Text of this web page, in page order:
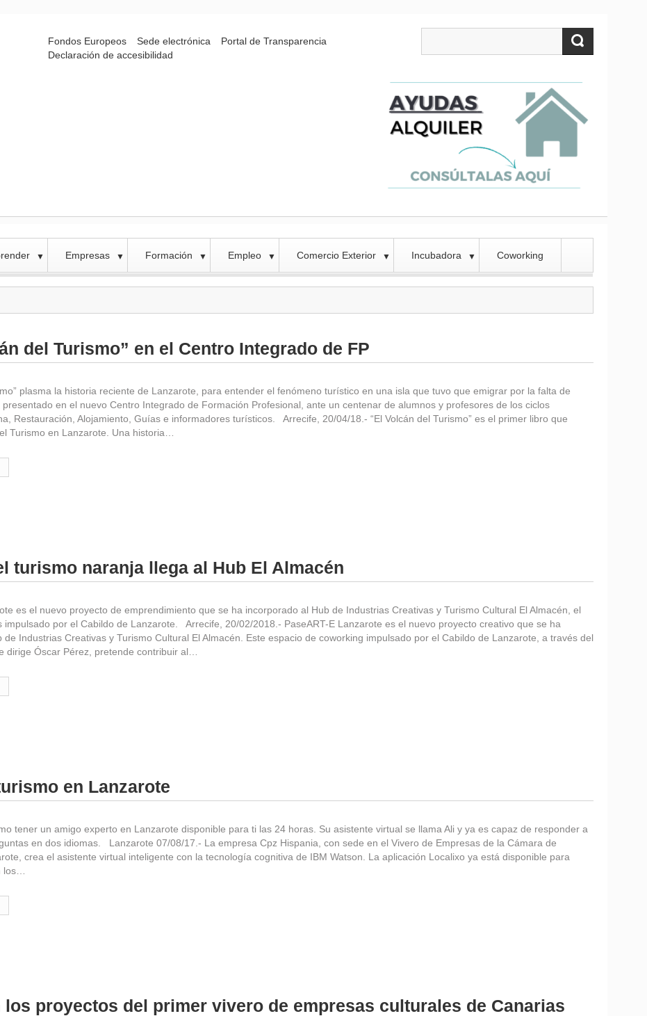
Fondos Europeos Sede electrónica
Portal de Transparencia
Declaración de accesibilidad
▼ Empresas ▼ Formación ▼ Empleo ▼ Comercio Exterior ▼ Incubadora ▼ Coworking
del Turismo” en el Centro Integrado de FP
plasma la historia reciente de Lanzarote, para entender el fenómeno turístico en una isla que tuvo que emigrar por la falta de
en el nuevo Centro Integrado de Formación Profesional, ante un centenar de alumnos y profesores de los ciclos
Restauración, Alojamiento, Guías e informadores turísticos. Arrecife, 20/04/18.- “El Volcán del Turismo” es el primer libro que
Turismo en Lanzarote. Una historia…
turismo naranja llega al Hub El Almacén
es el nuevo proyecto de emprendimiento que se ha incorporado al Hub de Industrias Creativas y Turismo Cultural El Almacén, el
impulsado por el Cabildo de Lanzarote. Arrecife, 20/02/2018.- PaseART-E Lanzarote es el nuevo proyecto creativo que se ha
de Industrias Creativas y Turismo Cultural El Almacén. Este espacio de coworking impulsado por el Cabildo de Lanzarote, a través del
dirige Óscar Pérez, pretende contribuir al…
en Lanzarote
tener un amigo experto en Lanzarote disponible para ti las 24 horas. Su asistente virtual se llama Ali y ya es capaz de responder a
en dos idiomas. Lanzarote 07/08/17.- La empresa Cpz Hispania, con sede en el Vivero de Empresas de la Cámara de
crea el asistente virtual inteligente con la tecnología cognitiva de IBM Watson. La aplicación Localixo ya está disponible para
los…
proyectos del primer vivero de empresas culturales de Canarias